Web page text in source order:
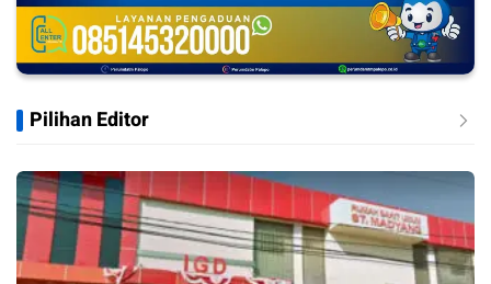
Pilihan Editor